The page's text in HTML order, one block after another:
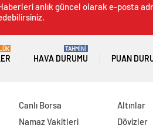
anlık güncel olarak e-posta
HAVA DURUMU
TAHMİNİ
PUAN
Canlı Borsa
Namaz Vakitleri
Altınlar
Dövizler